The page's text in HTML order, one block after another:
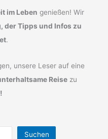
im Leben genießen! Wir
der Tipps und Infos zu
.
unsere Leser auf eine
Reise zu
Suchen